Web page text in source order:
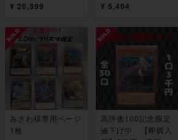
¥ 20,399 ¥ 5,494
みさわ様専用ページ
1枚
高評価100記念限定
値下げ中 【即購入